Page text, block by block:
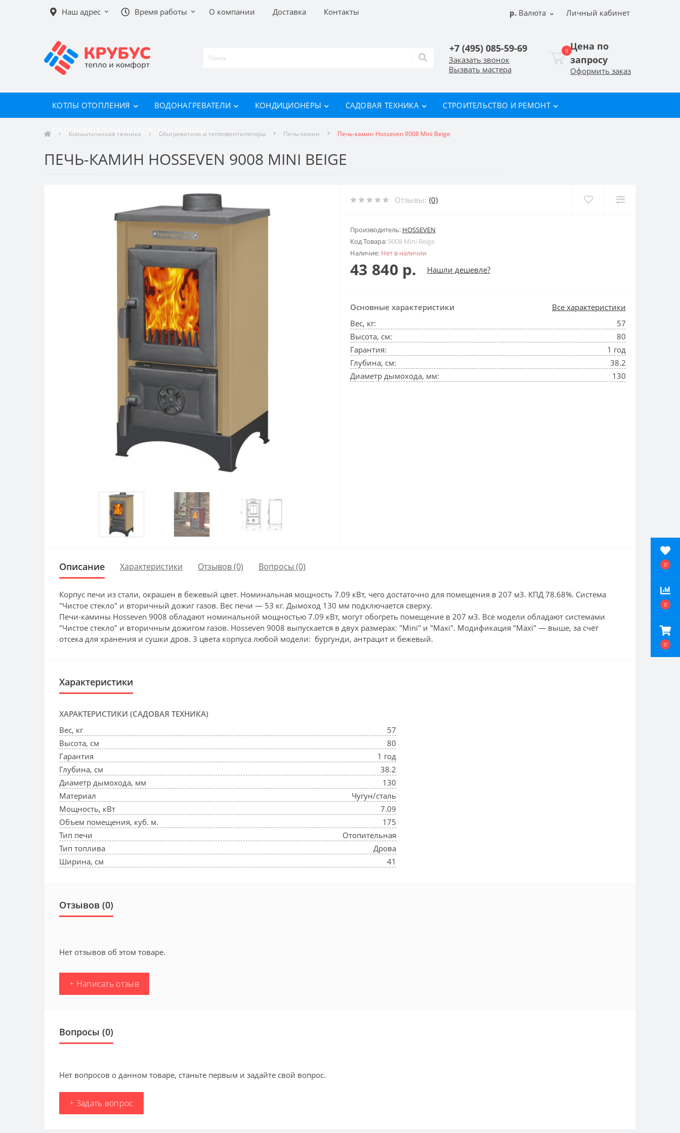
0
0
0
Наш адрес Время работы О компании Доставка Контакты р. Валюта Личный кабинет
+7 (495) 085-59-69
Заказать звонок
Вызвать мастера
0 Цена по
запросу
Оформить заказ
КОТЛЫ ОТОПЛЕНИЯ ВОДОНАГРЕВАТЕЛИ КОНДИЦИОНЕРЫ САДОВАЯ ТЕХНИКА СТРОИТЕЛЬСТВО И РЕМОНТ
ОБОГРЕВАТЕЛИ И ТЕПЛОВЕНТИЛЯТОРЫ
Климатическая техника Обогреватели и тепловентиляторы Печь-камин Печь-камин Hosseven 9008 Mini Beige
ПЕЧЬ-КАМИН HOSSEVEN 9008 MINI BEIGE
Отзывы: (0)
Производитель: HOSSEVEN
Код Товара: 9008 Mini Beige
Наличие: Нет в наличии
43 840 р. Нашли дешевле?
Основные характеристики
Все характеристики
Вес, кг:
57
Высота, см:
80
Гарантия:
1 год
Глубина, см:
38.2
Диаметр дымохода, мм:
130
Описание Характеристики Отзывов (0) Вопросы (0)
Корпус печи из стали, окрашен в бежевый цвет. Номинальная мощность 7.09 кВт, чего достаточно для помещения в 207 м3. КПД 78.68%. Система
"Чистое стекло" и вторичный дожиг газов. Вес печи — 53 кг. Дымоход 130 мм подключается сверху.
Печи-камины Hosseven 9008 обладают номинальной мощностью 7.09 кВт, могут обогреть помещение в 207 м3. Все модели обладают системами
"Чистое стекло" и вторичным дожигом газов. Hosseven 9008 выпускается в двух размерах: "Mini" и "Maxi". Модификация "Maxi" — выше, за счёт
отсека для хранения и сушки дров. 3 цвета корпуса любой модели: бургунди, антрацит и бежевый.
Характеристики
ХАРАКТЕРИСТИКИ (САДОВАЯ ТЕХНИКА)
Вес, кг
57
Высота, см
80
Гарантия
1 год
Глубина, см
38.2
Диаметр дымохода, мм
130
Материал
Чугун/сталь
Мощность, кВт
7.09
Объем помещения, куб. м.
175
Тип печи
Отопительная
Тип топлива
Дрова
Ширина, см
41
Отзывов (0)
Нет отзывов об этом товаре.
+ Написать отзыв
Вопросы (0)
Нет вопросов о данном товаре, станьте первым и задайте свой вопрос.
+ Задать вопрос